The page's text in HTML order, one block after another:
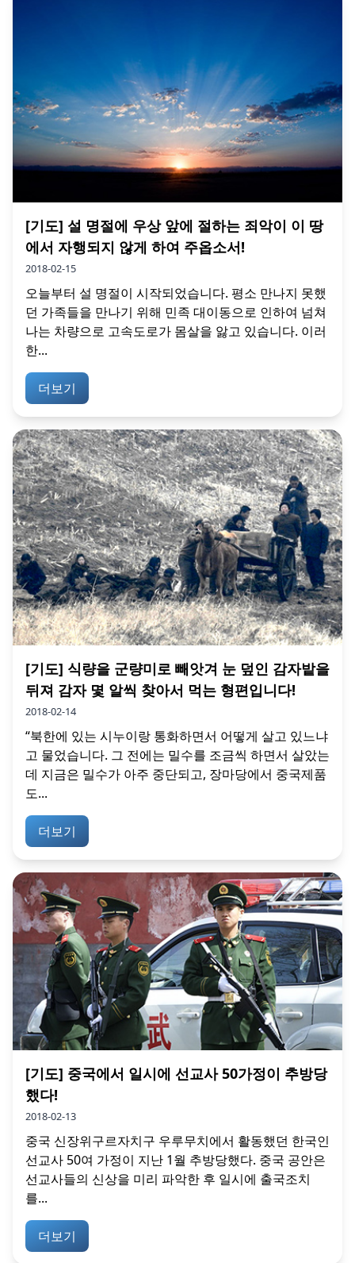
[기도] 설 명절에 우상 앞에 절하는 죄악이 이 땅
에서 자행되지 않게 하여 주옵소서!
2018-02-15
오늘부터 설 명절이 시작되었습니다. 평소 만나지 못했
던 가족들을 만나기 위해 민족 대이동으로 인하여 넘쳐
나는 차량으로 고속도로가 몸살을 앓고 있습니다. 이러
한...
더보기
[기도] 식량을 군량미로 빼앗겨 눈 덮인 감자밭을
뒤져 감자 몇 알씩 찾아서 먹는 형편입니다!
2018-02-14
“북한에 있는 시누이랑 통화하면서 어떻게 살고 있느냐
고 물었습니다. 그 전에는 밀수를 조금씩 하면서 살았는
데 지금은 밀수가 아주 중단되고, 장마당에서 중국제품
도...
더보기
[기도] 중국에서 일시에 선교사 50가정이 추방당
했다!
2018-02-13
중국 신장위구르자치구 우루무치에서 활동했던 한국인
선교사 50여 가정이 지난 1월 추방당했다. 중국 공안은
선교사들의 신상을 미리 파악한 후 일시에 출국조치
를...
더보기